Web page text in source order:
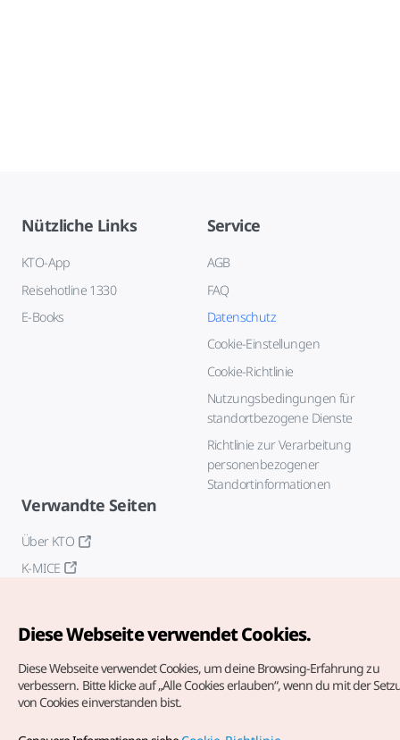
Nützliche Links
KTO-App
Reisehotline 1330
E-Books
Service
AGB
FAQ
Datenschutz
Cookie-Einstellungen
Cookie-Richtlinie
Nutzungsbedingungen für
standortbezogene Dienste
Richtlinie zur Verarbeitung
personenbezogener
Standortinformationen
Verwandte Seiten
Über KTO
K-MICE
vorbehalten.
Diese Webseite verwendet Cookies.
Diese Webseite verwendet Cookies, um deine Browsing-Erfahrung zu
verbessern. Bitte klicke auf „Alle Cookies erlauben“, wenn du mit der
von Cookies einverstanden bist.